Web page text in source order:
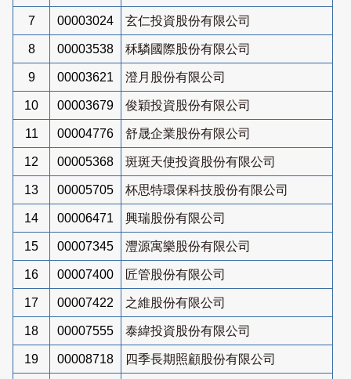
7 00003024 玄仁投資股份有限公司
8 00003538 秝驎國際股份有限公司
9 00003621 澄月股份有限公司
10 00003679 俊穎投資股份有限公司
11 00004776 舒晟企業股份有限公司
12 00005368 斑斑天使投資股份有限公司
13 00005705 杯思特環保科技股份有限公司
14 00006471 興瑞股份有限公司
15 00007345 灃源寓樂股份有限公司
16 00007400 匠管股份有限公司
17 00007422 之維股份有限公司
18 00007555 泰緯投資股份有限公司
19 00008718 四季長期照顧股份有限公司